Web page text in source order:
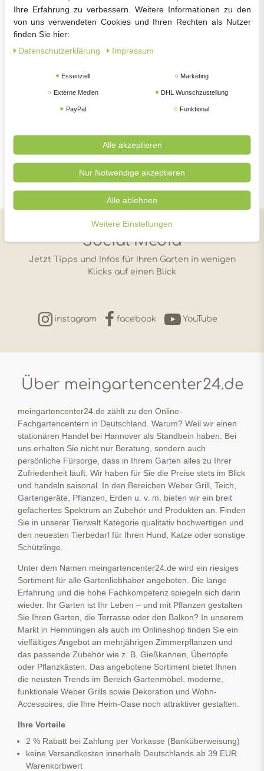
Social Media
Jetzt Tipps und Infos für Ihren Garten in wenigen
Klicks auf einen Blick
instagram facebook YouTube
Über meingartencenter24.de
meingartencenter24.de zählt zu den Online-
Fachgartencentern in Deutschland. Warum? Weil wir einen
stationären Handel bei Hannover als Standbein haben. Bei
uns erhalten Sie nicht nur Beratung, sondern auch
persönliche Fürsorge, dass in Ihrem Garten alles zu Ihrer
Zufriedenheit läuft. Wir haben für Sie die Preise stets im Blick
und handeln saisonal. In den Bereichen Weber Grill, Teich,
Gartengeräte, Pflanzen, Erden u. v. m. bieten wir ein breit
gefächertes Spektrum an Zubehör und Produkten an. Finden
Sie in unserer Tierwelt Kategorie qualitativ hochwertigen und
den neuesten Tierbedarf für Ihren Hund, Katze oder sonstige
Schützlinge.
Unter dem Namen meingartencenter24.de wird ein riesiges
Sortiment für alle Gartenliebhaber angeboten. Die lange
Erfahrung und die hohe Fachkompetenz spiegeln sich darin
wieder. Ihr Garten ist Ihr Leben – und mit Pflanzen gestalten
Sie Ihren Garten, die Terrasse oder den Balkon? In unserem
Markt in Hemmingen als auch im Onlineshop finden Sie ein
vielfältiges Angebot an mehrjährigen Zimmerpflanzen und
das passende Zubehör wie z. B. Gießkannen, Übertöpfe
oder Pflanzkästen. Das angebotene Sortiment bietet Ihnen
die neusten Trends im Bereich Gartenmöbel, moderne,
funktionale Weber Grills sowie Dekoration und Wohn-
Accessoires, die Ihre Heim-Oase noch attraktiver gestalten.
Ihre Vorteile
2 % Rabatt bei Zahlung per Vorkasse (Banküberweisung)
keine Versandkosten innerhalb Deutschlands ab 39 EUR
Warenkorbwert
Ihre Erfahrung zu verbessern. Weitere Informationen zu den
von uns verwendeten Cookies und Ihren Rechten als Nutzer
finden Sie hier:
Daten­schutz­erklärung
Impressum
Essenziell Marketing
Externe Medien DHL Wunschzustellung
PayPal Funktional
Alle akzeptieren
Nur Notwendige akzeptieren
Alle ablehnen
Weitere Einstellungen